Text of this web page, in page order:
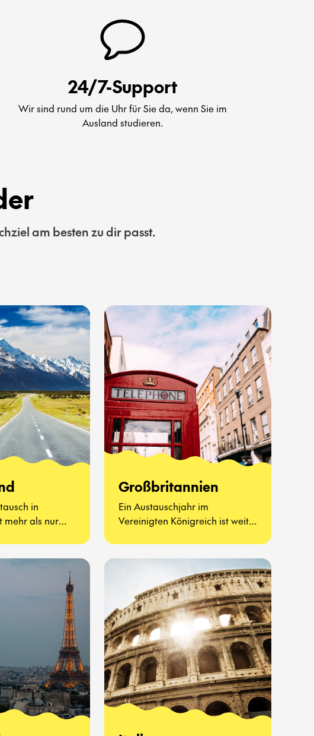
24/7-Support
Wir sind rund um die Uhr für Sie da, wenn Sie im
Ausland studieren.
am besten zu dir passt.
in
mehr als nur
ganz neue Art
Großbritannien
Ein Austauschjahr im
Vereinigten Königreich ist weit